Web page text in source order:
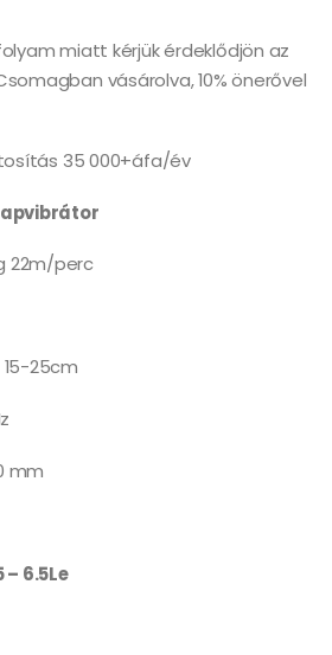
miatt kérjük érdeklődjön az
vásárolva, 10% önerővel
35 000+áfa/év
22m/perc
25cm
mm
– 6.5Le